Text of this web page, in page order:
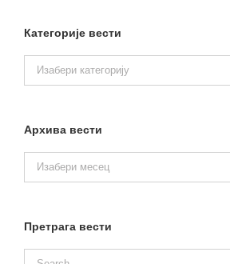
Категорије вести
вести
Архива вести
вести
Претрага вести